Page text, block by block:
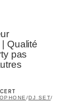
Qualité
pas
/DJ SET/